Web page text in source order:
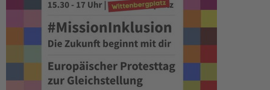
Seminarkalender
Seminarräume
STADTTEILARBEIT